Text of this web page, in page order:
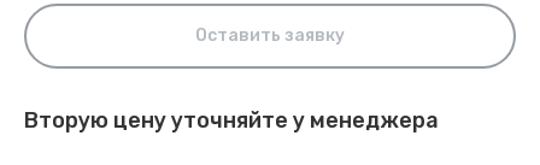
Оставить заявку
Вторую цену уточняйте у менеджера